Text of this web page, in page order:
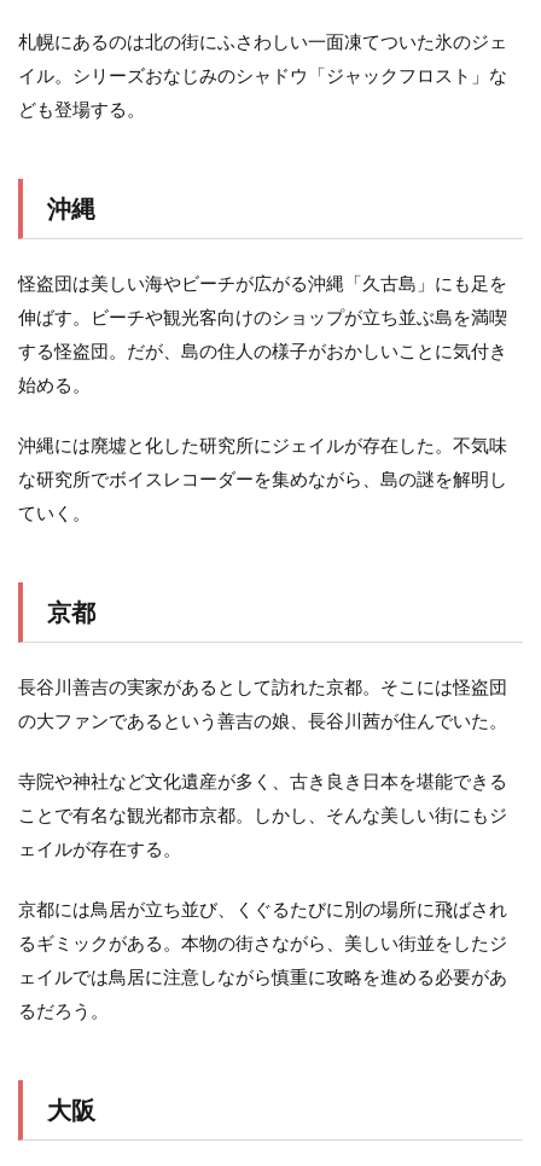
札幌にあるのは北の街にふさわしい一面凍てついた氷のジェ
イル。シリーズおなじみのシャドウ「ジャックフロスト」な
ども登場する。
沖縄
怪盗団は美しい海やビーチが広がる沖縄「久古島」にも足を
伸ばす。ビーチや観光客向けのショップが立ち並ぶ島を満喫
する怪盗団。だが、島の住人の様子がおかしいことに気付き
始める。
沖縄には廃墟と化した研究所にジェイルが存在した。不気味
な研究所でボイスレコーダーを集めながら、島の謎を解明し
ていく。
京都
長谷川善吉の実家があるとして訪れた京都。そこには怪盗団
の大ファンであるという善吉の娘、長谷川茜が住んでいた。
寺院や神社など文化遺産が多く、古き良き日本を堪能できる
ことで有名な観光都市京都。しかし、そんな美しい街にもジ
ェイルが存在する。
京都には鳥居が立ち並び、くぐるたびに別の場所に飛ばされ
るギミックがある。本物の街さながら、美しい街並をしたジ
ェイルでは鳥居に注意しながら慎重に攻略を進める必要があ
るだろう。
大阪